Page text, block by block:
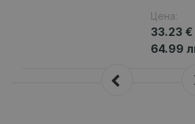
Цена:
33.23 €
64.99